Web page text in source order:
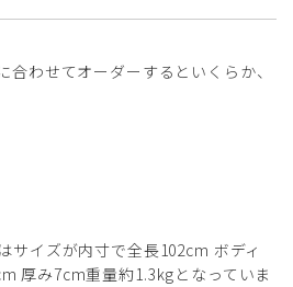
合わせてオーダーするといくらか、
サイズが内寸で全長102cm ボディ
厚み7cm重量約1.3kgとなっていま